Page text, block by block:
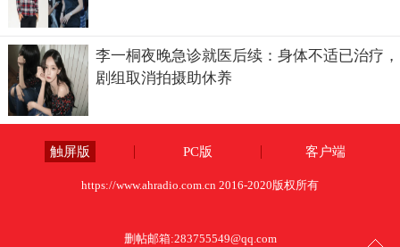
李一桐夜晚急诊就医后续：身体不适已治疗，
剧组取消拍摄助休养
触屏版 PC版 客户端
https://www.ahradio.com.cn 2016-2020版权所有
删帖邮箱:283755549@qq.com